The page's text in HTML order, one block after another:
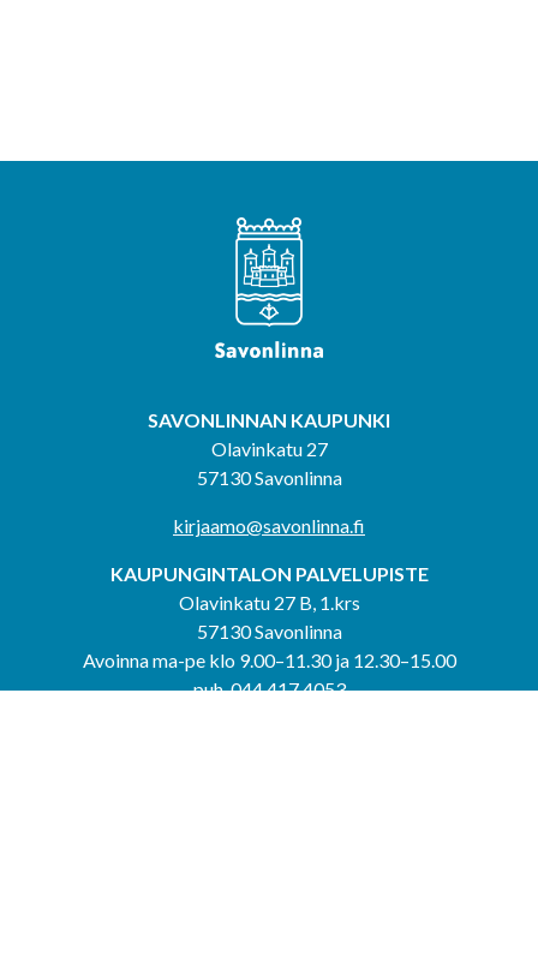
SAVONLINNAN KAUPUNKI
Olavinkatu 27
57130 Savonlinna
kirjaamo@savonlinna.fi
KAUPUNGINTALON PALVELUPISTE
Olavinkatu 27 B, 1.krs
57130 Savonlinna
Avoinna ma-pe klo 9.00–11.30 ja 12.30–15.00
puh. 044 417 4053